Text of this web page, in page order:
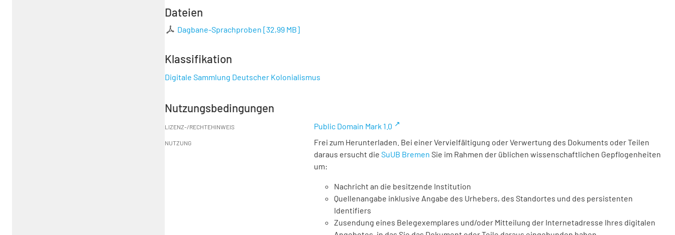
Dateien
Dagbane-Sprachproben [32,99 MB]
Klassifikation
Digitale Sammlung Deutscher Kolonialismus
Nutzungsbedingungen
LIZENZ-/RECHTEHINWEIS Public Domain Mark 1.0
NUTZUNG
Frei zum Herunterladen. Bei einer Vervielfältigung oder Verwertung des Dokuments oder Teilen
daraus ersucht die SuUB Bremen Sie im Rahmen der üblichen wissenschaftlichen Gepflogenheiten
um:
Nachricht an die besitzende Institution
Quellenangabe inklusive Angabe des Urhebers, des Standortes und des persistenten
Identifiers
Zusendung eines Belegexemplares und/oder Mitteilung der Internetadresse Ihres digitalen